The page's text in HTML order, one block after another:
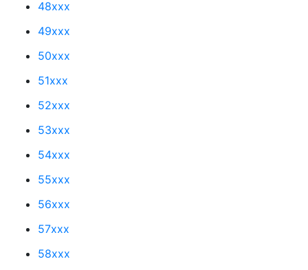
48xxx
49xxx
50xxx
51xxx
52xxx
53xxx
54xxx
55xxx
56xxx
57xxx
58xxx